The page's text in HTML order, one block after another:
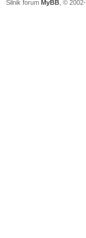
Silnik forum MyBB , ©